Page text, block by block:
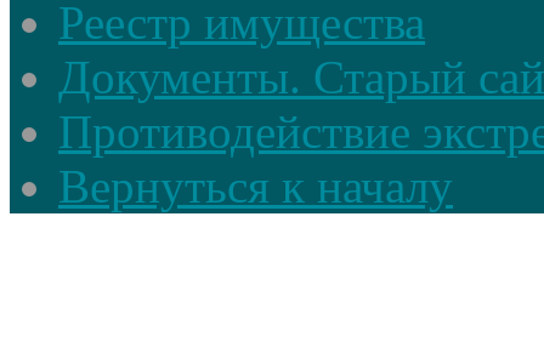
Реестр имущества
Документы. Старый
Противодействие
Вернуться к началу